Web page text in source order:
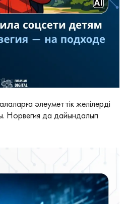
әлеуметтік желілерді
Норвегия да дайындалып